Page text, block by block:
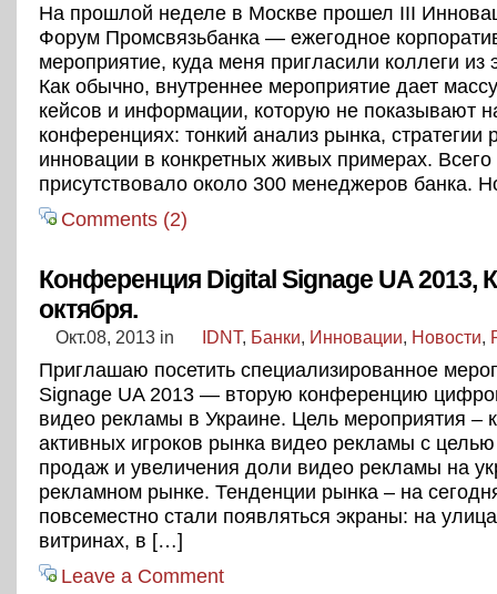
На прошлой неделе в Москве прошел III
Форум Промсвязьбанка — ежегодное
мероприятие, куда меня пригласили коллеги из
Как обычно, внутреннее мероприятие дает
кейсов и информации, которую не показывают
конференциях: тонкий анализ рынка, стратегии
инновации в конкретных живых примерах. Всего
присутствовало около 300 менеджеров банка.
Comments (2)
Конференция Digital Signage UA 2013,
октября.
Окт.08, 2013 in IDNT, Банки, Инновации, Новости,
Приглашаю посетить специализированное
Signage UA 2013 — вторую конференцию
видео рекламы в Украине. Цель мероприятия –
активных игроков рынка видео рекламы с
продаж и увеличения доли видео рекламы на
рекламном рынке. Тенденции рынка – на
повсеместно стали появляться экраны: на
витринах, в […]
Leave a Comment